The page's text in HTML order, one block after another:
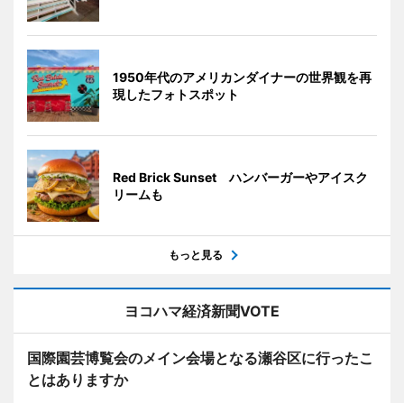
1950年代のアメリカンダイナーの世界観を再
現したフォトスポット
Red Brick Sunset ハンバーガーやアイスク
リームも
もっと見る
ヨコハマ経済新聞VOTE
国際園芸博覧会のメイン会場となる瀬谷区に行ったこ
とはありますか